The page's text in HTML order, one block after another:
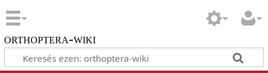
orthoptera-wiki